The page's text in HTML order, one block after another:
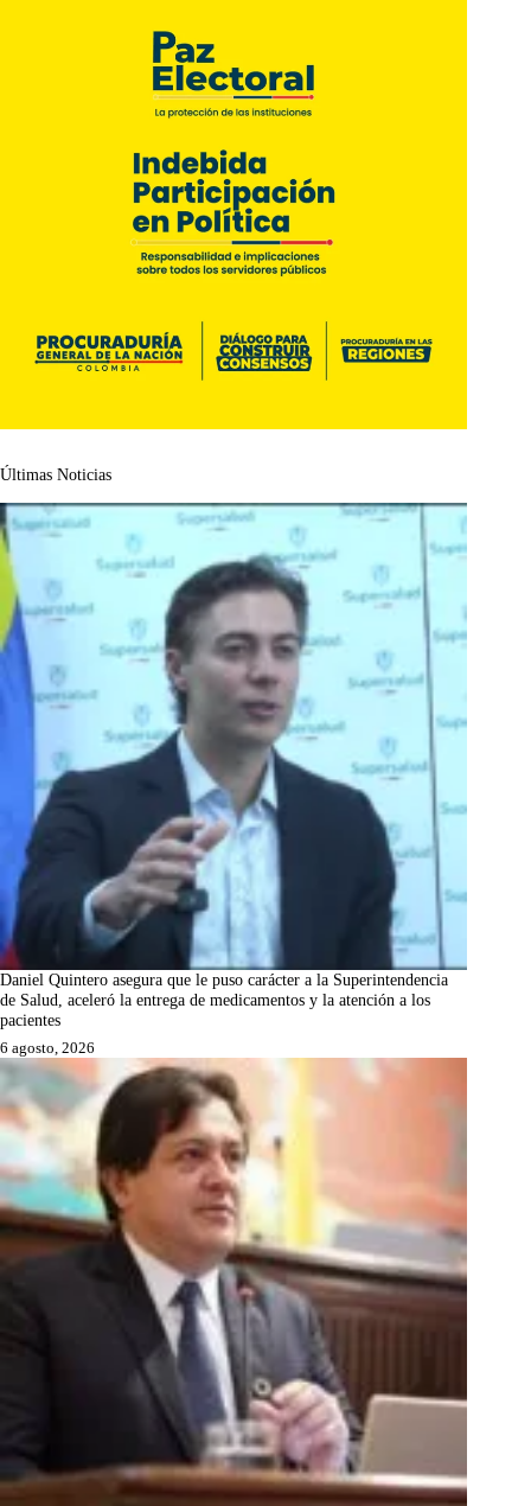
Últimas Noticias
Daniel Quintero asegura que le puso carácter a la Superintendencia
de Salud, aceleró la entrega de medicamentos y la atención a los
pacientes
6 agosto, 2026